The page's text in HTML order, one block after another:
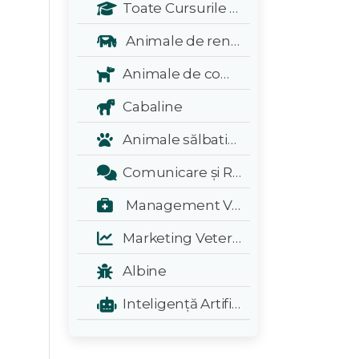
Toate Cursurile Veterinarul:
Animale de renta
Animale de companie
Cabaline
Animale sălbatice și exotice
Comunicare și Relații Publice
Management Veterinar
Marketing Veterinar
Albine
Inteligență Artificială - A.I.